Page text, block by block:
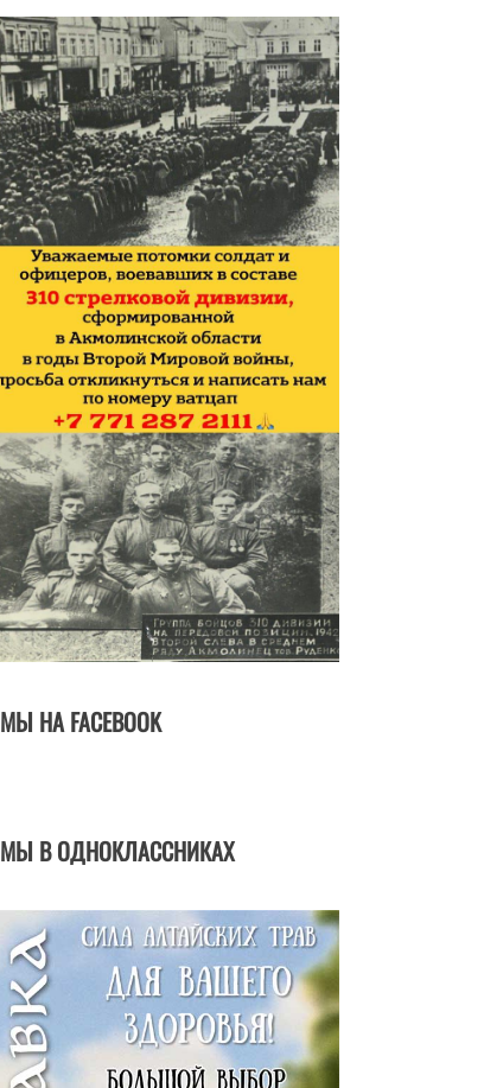
МЫ НА FACEBOOK
МЫ В ОДНОКЛАССНИКАХ